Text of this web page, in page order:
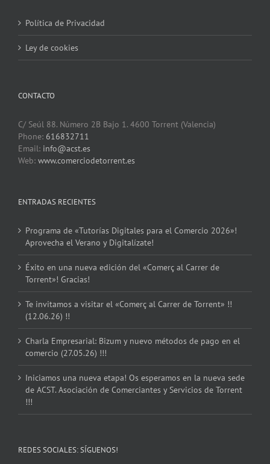
Política de Privacidad
Ley de cookies
CONTACTO
C/ Seúl 88. Número 2B Bajo 1. 4600 Torrent (Valencia)
Phone: 616832711
Email: info@acst.es
Web: www.comerciodetorrent.es
ENTRADAS RECIENTES
Programa de «Tutorías Digitales para el Comercio 2026»!
Aprovecha el Verano y Digitalízate!
Éxito en una nueva edición del «Comerç al Carrer de
Torrent»! Gracias!
Te invitamos a visitar el «Comerç al Carrer de Torrent» !!
(12.06.26) !!
Charla Empresarial: Bizum y nuevo métodos de pago en el
comercio (27.05.26) !!!
Iniciamos una nueva etapa! Os esperamos en la nueva sede
de ACST. Asociación de Comerciantes y Servicios de Torrent
!!!
REDES SOCIALES: SÍGUENOS!